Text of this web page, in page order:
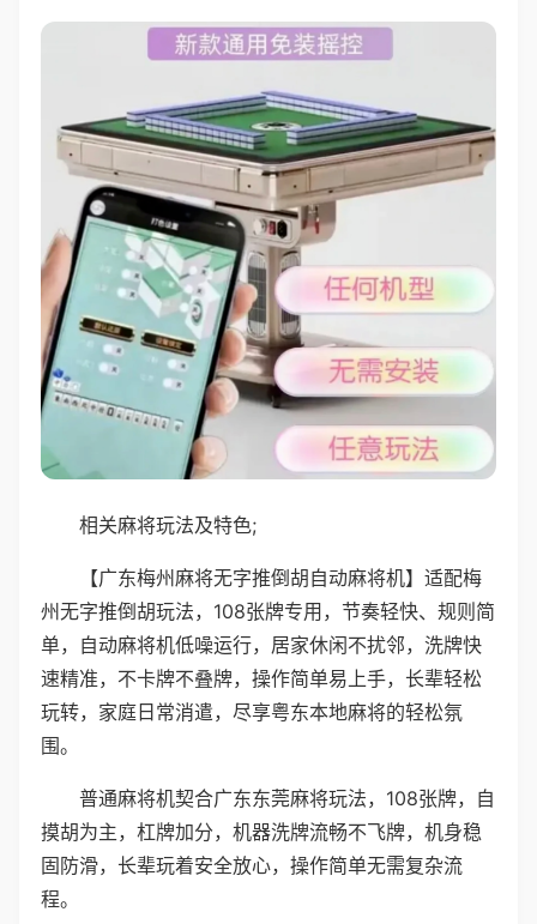
相关麻将玩法及特色;
【广东梅州麻将无字推倒胡自动麻将机】适配梅
州无字推倒胡玩法，108张牌专用，节奏轻快、规则简
单，自动麻将机低噪运行，居家休闲不扰邻，洗牌快
速精准，不卡牌不叠牌，操作简单易上手，长辈轻松
玩转，家庭日常消遣，尽享粤东本地麻将的轻松氛
围。
普通麻将机契合广东东莞麻将玩法，108张牌，自
摸胡为主，杠牌加分，机器洗牌流畅不飞牌，机身稳
固防滑，长辈玩着安全放心，操作简单无需复杂流
程。